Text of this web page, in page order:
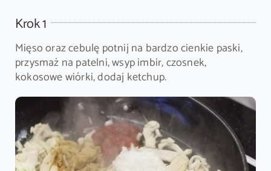
Krok 1
Mięso oraz cebulę potnij na bardzo cienkie paski,
przysmaż na patelni, wsyp imbir, czosnek,
kokosowe wiórki, dodaj ketchup.